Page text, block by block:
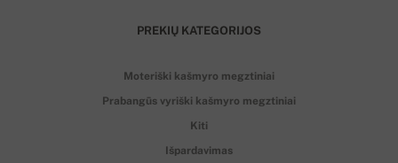
PREKIŲ KATEGORIJOS
Moteriški kašmyro megztiniai
Prabangūs vyriški kašmyro megztiniai
Kiti
Išpardavimas